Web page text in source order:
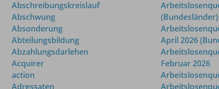
Abschreibungskreislauf
Abschwung
Absonderung
Abteilungsbildung
Abzahlungsdarlehen
Acquirer
action
Adressaten
(Bundesländer)
April 2026
Februar 2026